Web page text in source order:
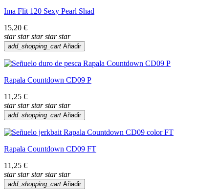
Ima Flit 120 Sexy Pearl Shad
15,20 €
star star star star star
add_shopping_cart Añadir
Rapala Countdown CD09 P
11,25 €
star star star star star
add_shopping_cart Añadir
Rapala Countdown CD09 FT
11,25 €
star star star star star
add_shopping_cart Añadir